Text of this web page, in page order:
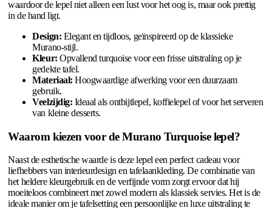
waardoor de lepel niet alleen een lust voor het oog is, maar ook prettig
in de hand ligt.
Design: Elegant en tijdloos, geïnspireerd op de klassieke
Murano-stijl.
Kleur: Opvallend turquoise voor een frisse uitstraling op je
gedekte tafel.
Materiaal: Hoogwaardige afwerking voor een duurzaam
gebruik.
Veelzijdig: Ideaal als ontbijtlepel, koffielepel of voor het serveren
van kleine desserts.
Waarom kiezen voor de Murano Turquoise lepel?
Naast de esthetische waarde is deze lepel een perfect cadeau voor
liefhebbers van interieurdesign en tafelaankleding. De combinatie van
het heldere kleurgebruik en de verfijnde vorm zorgt ervoor dat hij
moeiteloos combineert met zowel modern als klassiek servies. Het is de
ideale manier om je tafelsetting een persoonlijke en luxe uitstraling te